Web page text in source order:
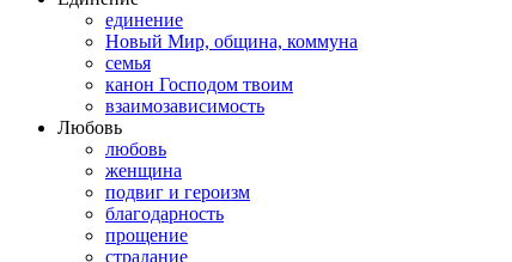
единение
Новый Мир, община, коммуна
семья
канон Господом твоим
взаимозависимость
Любовь
любовь
женщина
подвиг и героизм
благодарность
прощение
страдание